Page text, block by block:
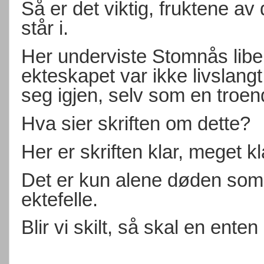
Så er det viktig, fruktene av
står i.
Her underviste Stomnås
ekteskapet var ikke
seg igjen, selv som en
Hva sier skriften om dette?
Her er skriften klar, meget
Det er kun alene døden
ektefelle.
Blir vi skilt, så skal en